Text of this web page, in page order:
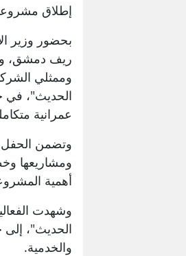
إطلاق
بحضور وزير
ريف دمشق،
وممثلي
الحديث"، في
عمرانية
وتضمن الحفل
ومشاريعها
أهمية
وشهدت
الحديث"،
والخدمية.